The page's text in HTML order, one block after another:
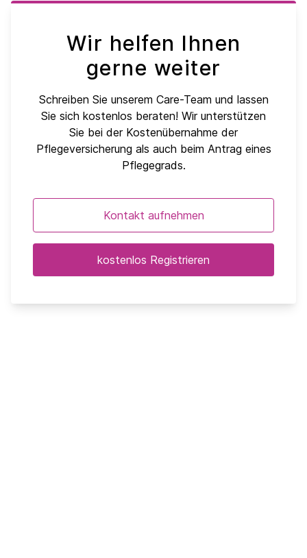
Wir helfen Ihnen
gerne weiter
Schreiben Sie unserem Care-Team und lassen
Sie sich kostenlos beraten! Wir unterstützen
Sie bei der Kostenübernahme der
Pflegeversicherung als auch beim Antrag eines
Pflegegrads.
Kontakt aufnehmen
kostenlos Registrieren